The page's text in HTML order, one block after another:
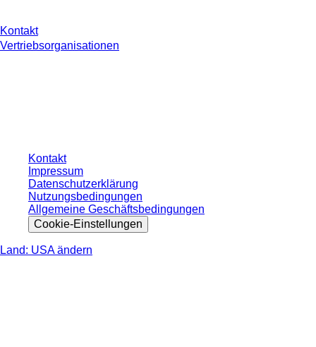
Kontakt
Vertriebsorganisationen
Kontakt
Impressum
Datenschutzerklärung
Nutzungsbedingungen
Allgemeine Geschäftsbedingungen
Cookie-Einstellungen
Land: USA ändern